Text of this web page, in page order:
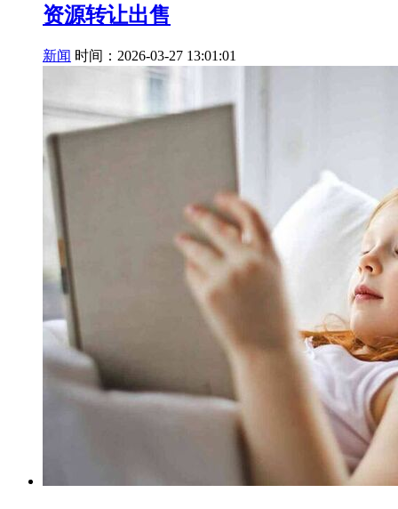
资源转让出售
新闻 时间：2026-03-27 13:01:01